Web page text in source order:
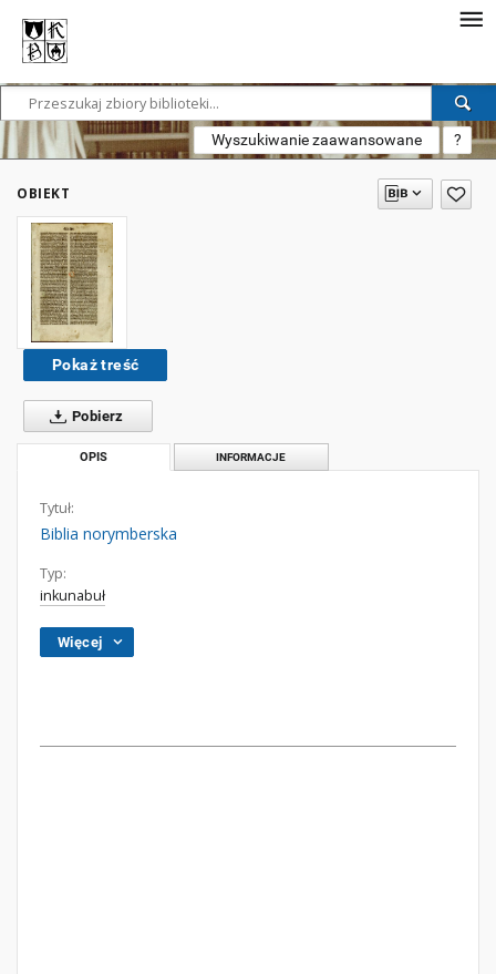
Wyszukiwanie zaawansowane ?
OBIEKT
Pokaż treść
Pobierz
OPIS INFORMACJE
Tytuł:
Biblia norymberska
Typ:
inkunabuł
Więcej